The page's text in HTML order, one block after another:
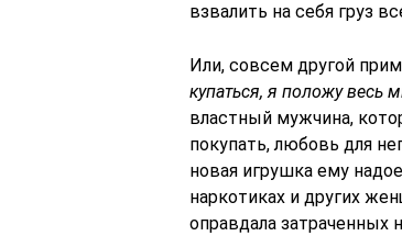
взвалить на себя груз
Или, совсем другой
купаться, я положу весь
властный мужчина,
покупать, любовь для
новая игрушка ему
наркотиках и других
оправдала затраченных